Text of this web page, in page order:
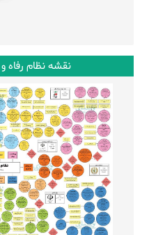
نقشه نظام رفاه